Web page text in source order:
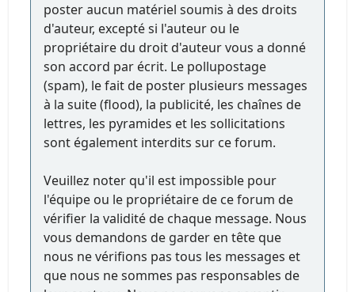
poster aucun matériel soumis à des droits
d'auteur, excepté si l'auteur ou le
propriétaire du droit d'auteur vous a donné
son accord par écrit. Le pollupostage
(spam), le fait de poster plusieurs messages
à la suite (flood), la publicité, les chaînes de
lettres, les pyramides et les sollicitations
sont également interdits sur ce forum.
Veuillez noter qu'il est impossible pour
l'équipe ou le propriétaire de ce forum de
vérifier la validité de chaque message. Nous
vous demandons de garder en tête que
nous ne vérifions pas tous les messages et
que nous ne sommes pas responsables de